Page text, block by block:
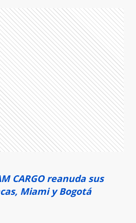
CARGO reanuda sus
Miami y Bogotá